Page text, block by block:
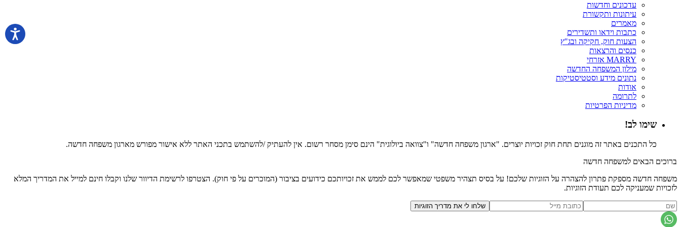
עדכונים וחדשות
עיתונות ותקשורת
מאמרים
כתבות וידאו ותשדירים
הצעות חוק, חקיקה ובג"ץ
כנסים והרצאות
MARRY אזרחי
מילון המשפחה החדשה
נתונים מידע וסטטיסטיקות
אודות
לתרומה
מדיניות הפרטיות
שימו לב!
כל התכנים באתר זה מוגנים תחת חוק זכויות יוצרים. "ארגון משפחה חדשה" ו"צוואה ביולוגית" הינם סימן מסחר רשום. אין להעתיק /להשתמש בתכני האתר ללא אישור מפורש מארגון משפחה חדשה.
ברוכים הבאים למשפחה חדשה
משפחה חדשה מספקת פתרון להצהרה על הזוגיות שלכם! על בסיס תצהיר משפטי שמאפשר לכם לממש את זכויותכם כידועים בציבור (המוכרים על פי חוק). הצטרפו לרשימת הדיוור שלנו וקבלו חינם למייל את המדריך המלא
לזכויות שמעניקה לכם תעודת הזוגיות.